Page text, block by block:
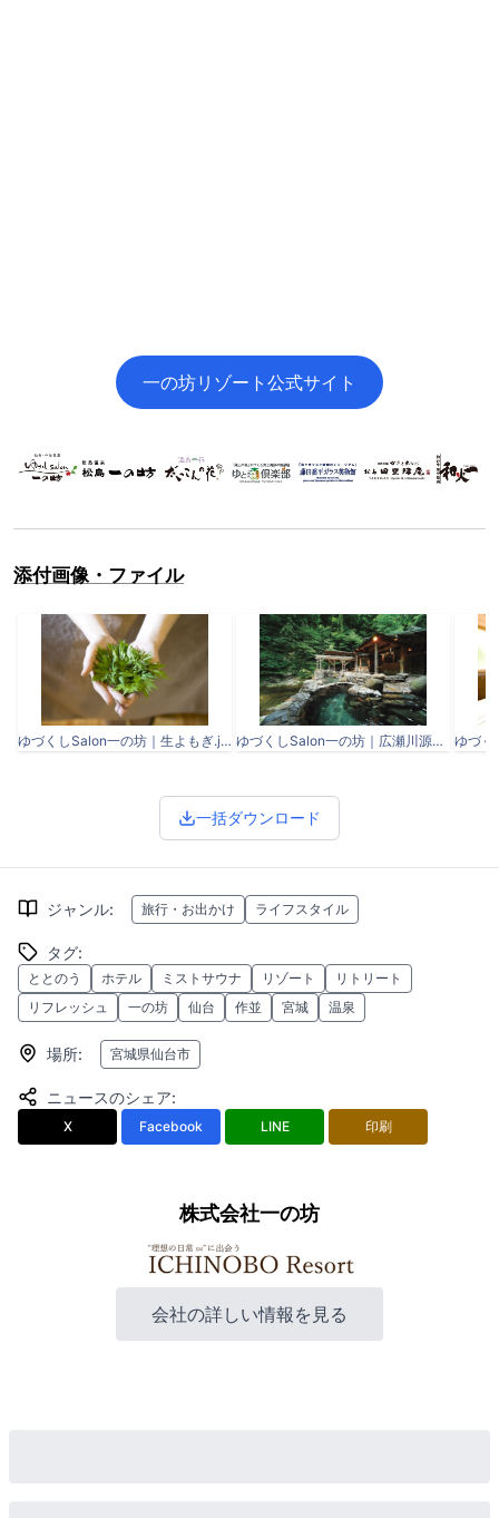
一の坊リゾート公式サイト
添付画像・ファイル
ゆづくしSalon一の坊｜生よもぎ.jpg ゆづくしSalon一の坊｜広瀬川源流露天風呂.jpg
一括ダウンロード
ジャンル: 旅行・お出かけ ライフスタイル
タグ:
ととのう ホテル ミストサウナ リゾート
リトリート
リフレッシュ
一の坊 仙台 作並 宮城 温泉
場所: 宮城県仙台市
ニュースのシェア:
X Facebook LINE 印刷
株式会社一の坊
会社の詳しい情報を見る